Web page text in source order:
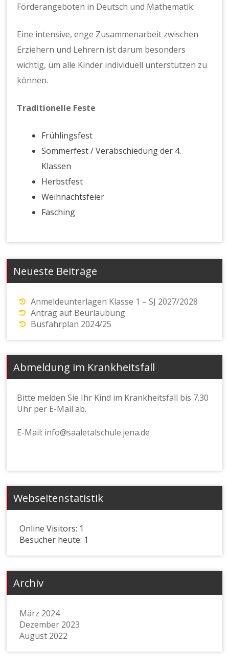
Förderangeboten in Deutsch und Mathematik.
Eine intensive, enge Zusammenarbeit zwischen
Erziehern und Lehrern ist darum besonders
wichtig, um alle Kinder individuell unterstützen zu
können.
Traditionelle Feste
Frühlingsfest
Sommerfest / Verabschiedung der 4.
Klassen
Herbstfest
Weihnachtsfeier
Fasching
Neueste Beiträge
Anmeldeunterlagen Klasse 1 – SJ 2027/2028
Antrag auf Beurlaubung
Busfahrplan 2024/25
Abmeldung im Krankheitsfall
Bitte melden Sie Ihr Kind im Krankheitsfall bis 7.30
Uhr per E-Mail ab.
E-Mail: info@saaletalschule.jena.de
Webseitenstatistik
Online Visitors: 1
Besucher heute: 1
Archiv
März 2024
Dezember 2023
August 2022